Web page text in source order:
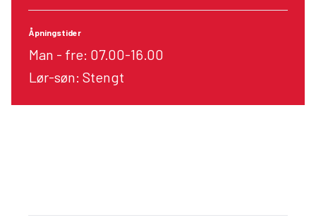
Åpningstider
Man - fre: 07.00-16.00
Lør-søn: Stengt